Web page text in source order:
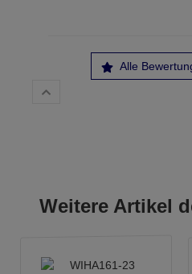
Alle
Weitere Artikel